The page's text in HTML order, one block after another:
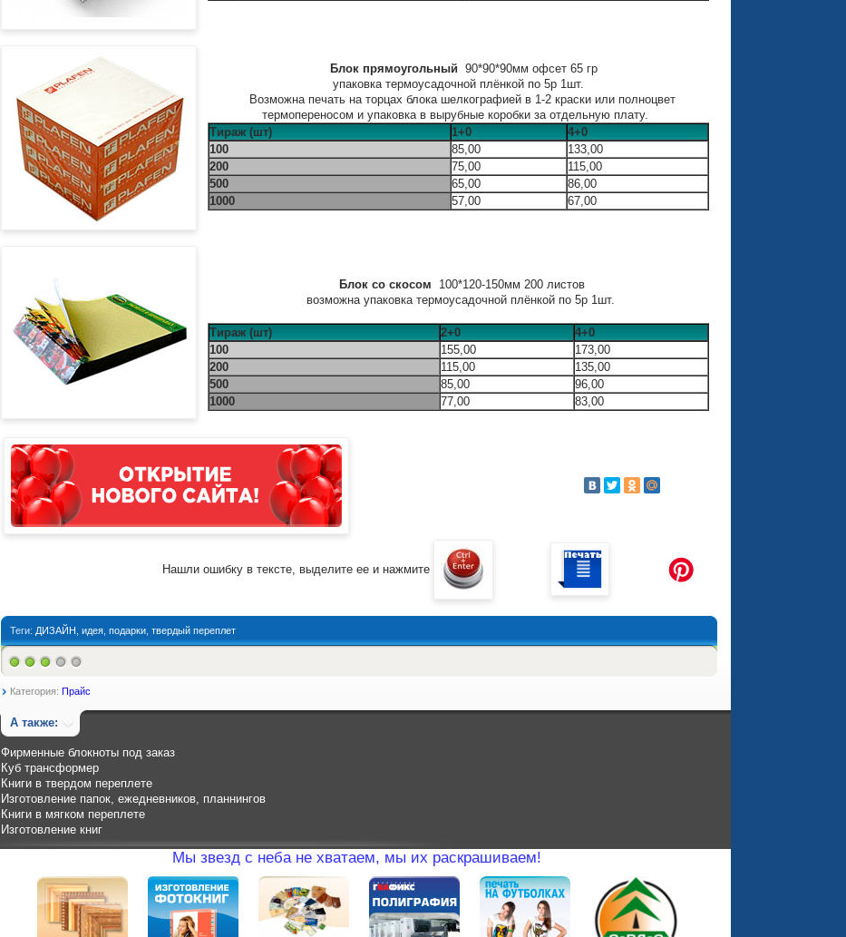
Блок прямоугольный 90*90*90мм офсет 65 гр
упаковка термоусадочной плёнкой по 5р 1шт.
Возможна печать на торцах блока шелкографией в 1-2 краски или полноцвет
термопереносом и упаковка в вырубные коробки за отдельную плату.
Тираж (шт)
1+0
4+0
100
85,00
133,00
200
75,00
115,00
500
65,00
86,00
1000
57,00 67,00
Блок со скосом 100*120-150мм 200 листов
возможна упаковка термоусадочной плёнкой по 5р 1шт.
Тираж (шт) 2+0
4+0
100
155,00
173,00
200
115,00
135,00
500
85,00
96,00
1000
77,00 83,00
Нашли ошибку в тексте, выделите ее и нажмите
Теги: ДИЗАЙН идея подарки твердый переплет
Категория: Прайс
А также:
Фирменные блокноты под заказ
Куб трансформер
Книги в твердом переплете
Изготовление папок, ежедневников, планнингов
Книги в мягком переплете
Изготовление книг
Мы звезд с неба не хватаем, мы их раскрашиваем!